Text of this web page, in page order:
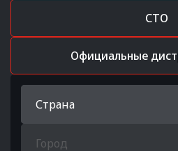
СТО
Официальные
Страна
Город